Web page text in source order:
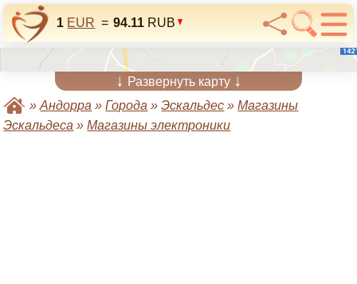
1 EUR = 94.11 RUB
↓ Развернуть карту ↓
»Андорра »Города »Эскальдес »Магазины
Эскальдеса »Магазины электроники